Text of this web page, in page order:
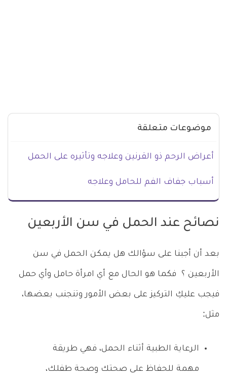
موضوعات متعلقة
أعراض الرحم ذو القرنين وعلاجه وتأثيره على الحمل
أسباب جفاف الفم للحامل وعلاجه
نصائح عند الحمل في سن الأربعين
بعد أن أجبنا على سؤالك هل يمكن الحمل في سن
الأربعين ؟ فكما هو الحال مع أي امرأة حامل وأي حمل
فيجب عليكِ التركيز على بعض الأمور وتنجنب بعضها،
مثل:
الرعاية الطبية أثناء الحمل، فهي طريقة
مهمة للحفاظ على صحتك وصحة طفلك،